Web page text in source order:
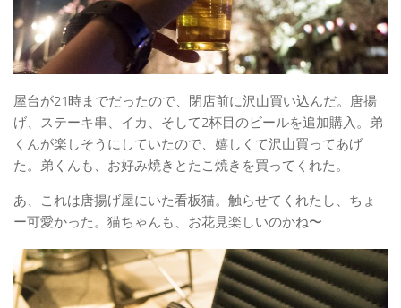
屋台が21時までだったので、閉店前に沢山買い込んだ。唐揚
げ、ステーキ串、イカ、そして2杯目のビールを追加購入。弟
くんが楽しそうにしていたので、嬉しくて沢山買ってあげ
た。弟くんも、お好み焼きとたこ焼きを買ってくれた。
あ、これは唐揚げ屋にいた看板猫。触らせてくれたし、ちょ
ー可愛かった。猫ちゃんも、お花見楽しいのかね〜